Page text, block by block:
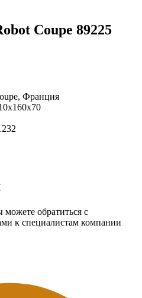
Coupe 89225
Франция
можете обратиться с
к специалистам компании